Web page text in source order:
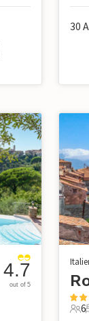
30
4.7
out of 5
6
6